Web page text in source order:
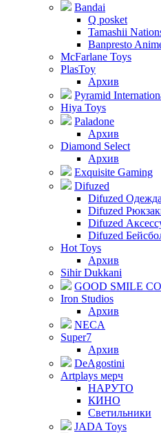
Bandai
Q posket
Tamashii
Banpresto
McFarlane Toys
PlasToy
Архив
Pyramid
Hiya Toys
Paladone
Архив
Diamond Select
Архив
Exquisite Gaming
Difuzed
Difuzed Одежда
Difuzed
Difuzed
Difuzed
Hot Toys
Архив
Sihir Dukkani
GOOD SMILE
Iron Studios
Архив
NECA
Super7
Архив
DeAgostini
Artplays мерч
НАРУТО
КИНО
Светильники
JADA Toys